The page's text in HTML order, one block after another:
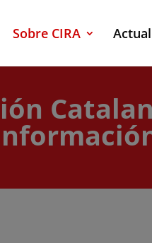
Sobre CIRA